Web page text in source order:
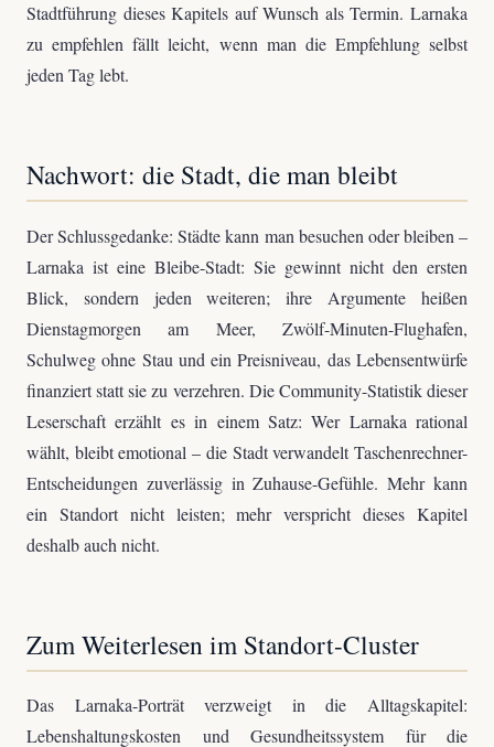
Stadtführung dieses Kapitels auf Wunsch als Termin. Larnaka
zu empfehlen fällt leicht, wenn man die Empfehlung selbst
jeden Tag lebt.
Nachwort: die Stadt, die man bleibt
Der Schlussgedanke: Städte kann man besuchen oder bleiben –
Larnaka ist eine Bleibe-Stadt: Sie gewinnt nicht den ersten
Blick, sondern jeden weiteren; ihre Argumente heißen
Dienstagmorgen am Meer, Zwölf-Minuten-Flughafen,
Schulweg ohne Stau und ein Preisniveau, das Lebensentwürfe
finanziert statt sie zu verzehren. Die Community-Statistik dieser
Leserschaft erzählt es in einem Satz: Wer Larnaka rational
wählt, bleibt emotional – die Stadt verwandelt Taschenrechner-
Entscheidungen zuverlässig in Zuhause-Gefühle. Mehr kann
ein Standort nicht leisten; mehr verspricht dieses Kapitel
deshalb auch nicht.
Zum Weiterlesen im Standort-Cluster
Das Larnaka-Porträt verzweigt in die Alltagskapitel:
Lebenshaltungskosten und Gesundheitssystem für die